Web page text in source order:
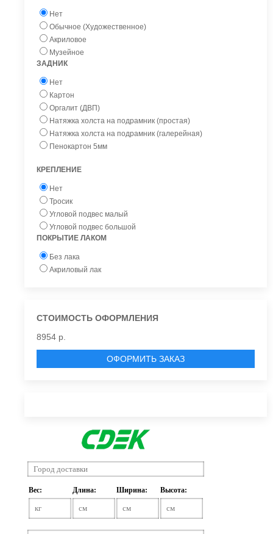
Нет
Обычное (Художественное)
Акриловое
Музейное
ЗАДНИК
Нет
Картон
Оргалит (ДВП)
Натяжка холста на подрамник (простая)
Натяжка холста на подрамник (галерейная)
Пенокартон 5мм
КРЕПЛЕНИЕ
Нет
Тросик
Угловой подвес малый
Угловой подвес большой
ПОКРЫТИЕ ЛАКОМ
Без лака
Акриловый лак
СТОИМОСТЬ ОФОРМЛЕНИЯ
8954 р.
ОФОРМИТЬ ЗАКАЗ